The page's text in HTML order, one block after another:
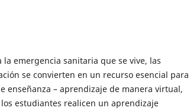
la emergencia sanitaria que se vive, las
se convierten en un recurso esencial para
enseñanza – aprendizaje de manera virtual,
estudiantes realicen un aprendizaje